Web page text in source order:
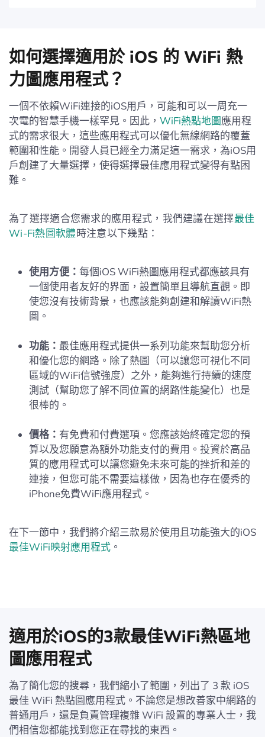
如何選擇適用於 iOS 的 WiFi 熱
力圖應用程式？
一個不依賴WiFi連接的iOS用戶，可能和可以一周充一
次電的智慧手機一樣罕見。因此， WiFi熱點地圖應用程
式的需求很大，這些應用程式可以優化無線網路的覆蓋
範圍和性能。開發人員已經全力滿足這一需求，為iOS用
戶創建了大量選擇，使得選擇最佳應用程式變得有點困
難。
為了選擇適合您需求的應用程式，我們建議在選擇最佳
Wi-Fi熱圖軟體時注意以下幾點：
使用方便： 每個iOS WiFi熱圖應用程式都應該具有
一個使用者友好的界面，設置簡單且導航直觀。即
使您沒有技術背景，也應該能夠創建和解讀WiFi熱
圖。
功能： 最佳應用程式提供一系列功能來幫助您分析
和優化您的網路。除了熱圖（可以讓您可視化不同
區域的WiFi信號強度）之外，能夠進行持續的速度
測試（幫助您了解不同位置的網路性能變化）也是
很棒的。
價格： 有免費和付費選項。您應該始終確定您的預
算以及您願意為額外功能支付的費用。投資於高品
質的應用程式可以讓您避免未來可能的挫折和差的
連接，但您可能不需要這樣做，因為也存在優秀的
iPhone免費WiFi應用程式。
在下一節中，我們將介紹三款易於使用且功能強大的iOS
最佳WiFi映射應用程式 。
適用於iOS的3款最佳WiFi熱區地
圖應用程式
為了簡化您的搜尋，我們縮小了範圍，列出了 3 款 iOS
最佳 WiFi 熱點圖應用程式。不論您是想改善家中網路的
普通用戶，還是負責管理複雜 WiFi 設置的專業人士，我
們相信您都能找到您正在尋找的東西。